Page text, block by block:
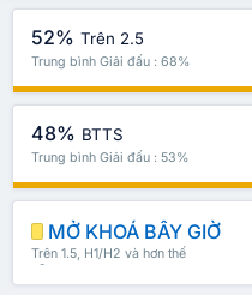
52% Trên 2.5
Trung bình Giải đấu : 68%
48% BTTS
Trung bình Giải đấu : 53%
MỞ KHOÁ BÂY GIỜ
Trên 1.5, H1/H2 và hơn thế
nữa